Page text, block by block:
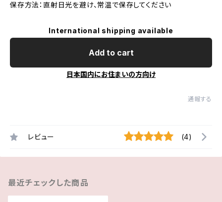
保存方法：直射日光を避け、常温で保存してください
International shipping available
Add to cart
日本国内にお住まいの方向け
通報する
レビュー (4)
最近チェックした商品